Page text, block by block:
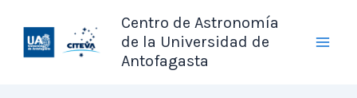
contenido
Centro de Astronomía
de la Universidad de
Antofagasta